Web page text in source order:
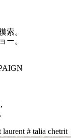
索。
ー。
laurent # talia chetrit